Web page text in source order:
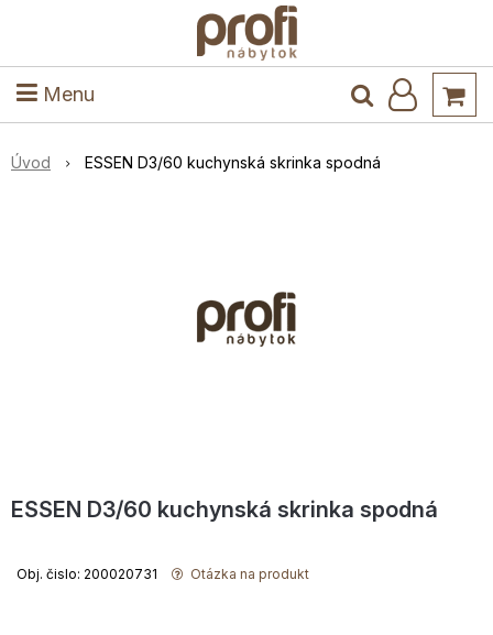
Menu
Kuchyňa a jedáleň
Úvod ESSEN D3/60 kuchynská skrinka spodná
ESSEN D3/60 kuchynská skrinka spodná
Obj. čislo: 200020731 Otázka na produkt